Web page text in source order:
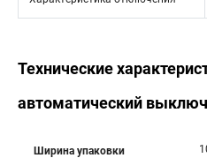
Технические
автоматический
Ширина упаковки